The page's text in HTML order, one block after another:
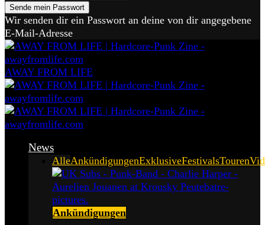
Wir senden dir ein Passwort an deine von dir angegebene
E-Mail-Adresse
AWAY FROM LIFE
News
AlleAnkündigungenExklusiveFestivalsTouren
Ankündigungen